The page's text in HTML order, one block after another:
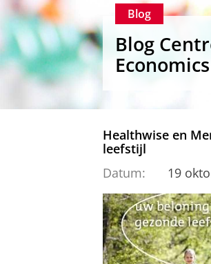
Blog
Blog
Healthwise en
leefstijl
Datum:
19